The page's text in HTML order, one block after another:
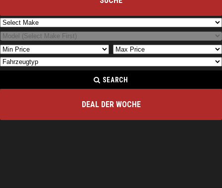
SEARCH
DEAL DER WOCHE